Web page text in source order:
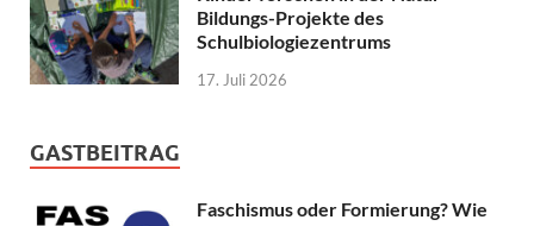
Bildungs-Projekte des
Schulbiologiezentrums
17. Juli 2026
GASTBEITRAG
Faschismus oder Formierung? Wie